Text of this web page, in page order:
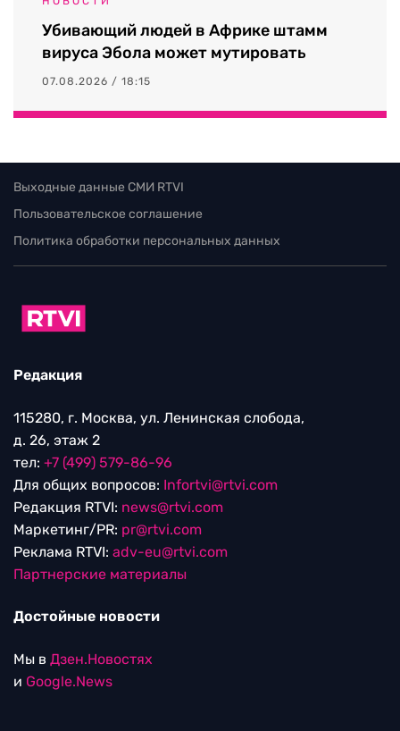
Убивающий людей в Африке штамм
вируса Эбола может мутировать
07.08.2026 / 18:15
Выходные данные СМИ RTVI
Пользовательское соглашение
Политика обработки персональных данных
Редакция
115280, г. Москва, ул. Ленинская слобода,
д. 26, этаж 2
тел: +7 (499) 579-86-96
Для общих вопросов: Infortvi@rtvi.com
Редакция RTVI: news@rtvi.com
Маркетинг/PR: pr@rtvi.com
Реклама RTVI: adv-eu@rtvi.com
Партнерские материалы
Достойные новости
Мы в Дзен.Новостях
и Google.News